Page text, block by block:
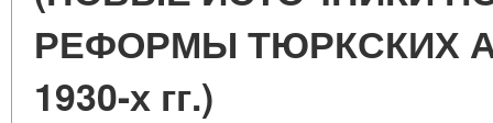
РЕФОРМЫ ТЮРКСКИХ
1930-х гг.)